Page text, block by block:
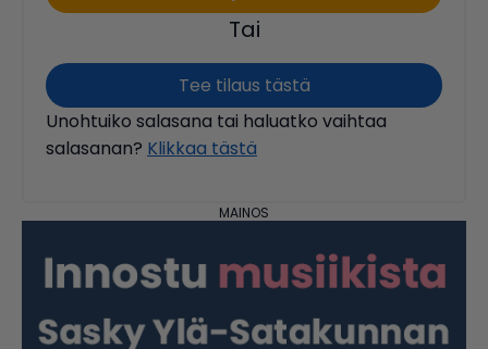
Tai
Tee tilaus tästä
Unohtuiko salasana tai haluatko vaihtaa
salasanan? Klikkaa tästä